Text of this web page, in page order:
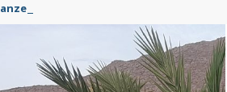
: Le Maroc en camping-car avec